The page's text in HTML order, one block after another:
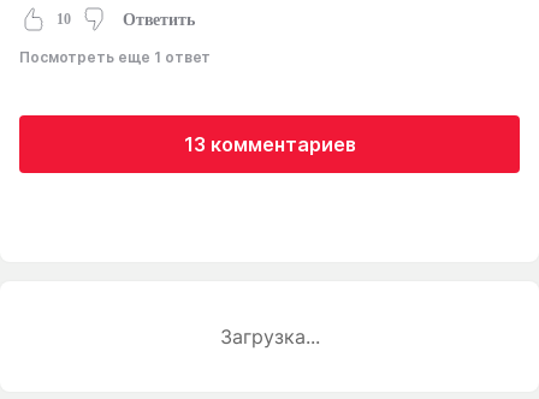
10 Ответить
Посмотреть еще 1 ответ
13 комментариев
Загрузка...